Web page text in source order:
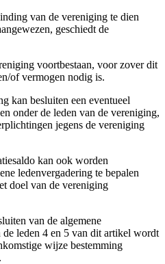
van de vereniging te dien
geschiedt de
voortbestaan, voor zover dit
of vermogen nodig is.
kan besluiten een eventueel
onder de leden van de vereniging,
jegens de vereniging
kan ook worden
ledenvergadering te bepalen
doel van de vereniging
van de algemene
leden 4 en 5 van dit artikel wordt
wijze bestemming